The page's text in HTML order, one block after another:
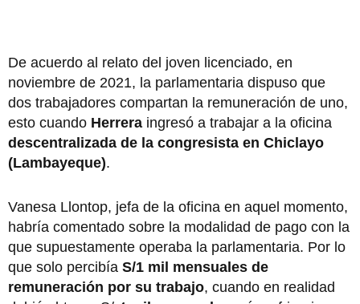
De acuerdo al relato del joven licenciado, en
noviembre de 2021, la parlamentaria dispuso que
dos trabajadores compartan la remuneración de uno,
esto cuando Herrera ingresó a trabajar a la oficina
descentralizada de la congresista en Chiclayo
(Lambayeque).
Vanesa Llontop, jefa de la oficina en aquel momento,
habría comentado sobre la modalidad de pago con la
que supuestamente operaba la parlamentaria. Por lo
que solo percibía S/1 mil mensuales de
remuneración por su trabajo, cuando en realidad